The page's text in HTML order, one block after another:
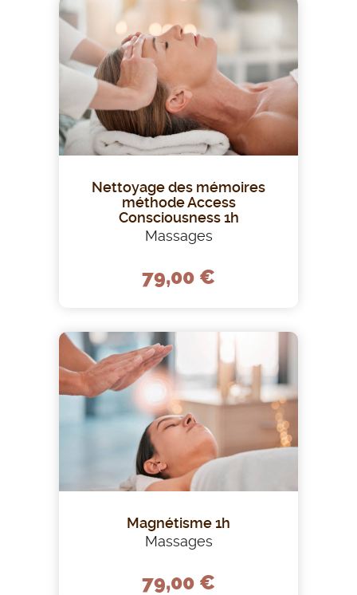
Nettoyage des mémoires
méthode Access
Consciousness 1h
Massages
79,00 €
Magnétisme 1h
Massages
79,00 €